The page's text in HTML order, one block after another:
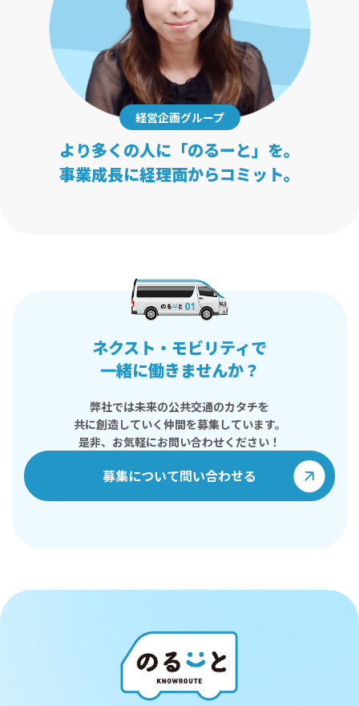
経営企画グループ
より多くの人に「のるーと」を。
事業成長に経理面からコミット。
ネクスト・モビリティで
一緒に働きませんか？
弊社では未来の公共交通のカタチを
共に創造していく仲間を募集しています。
是非、お気軽にお問い合わせください！
募集について問い合わせる